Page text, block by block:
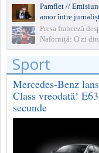
Pamflet //
amor între
Presa franceză
Naforniță: O zi
primadone
Sport
Mercedes-Benz
Class vreodată!
secunde